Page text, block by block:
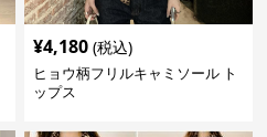
¥4,180 (税込)
ヒョウ柄フリルキャミソール ト
ップス